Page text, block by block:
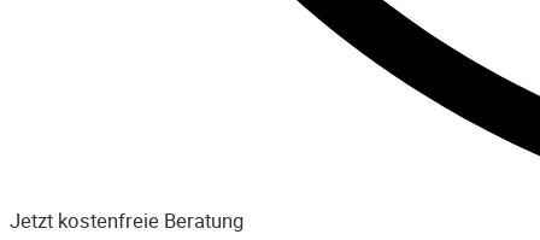
Jetzt kostenfreie Beratung